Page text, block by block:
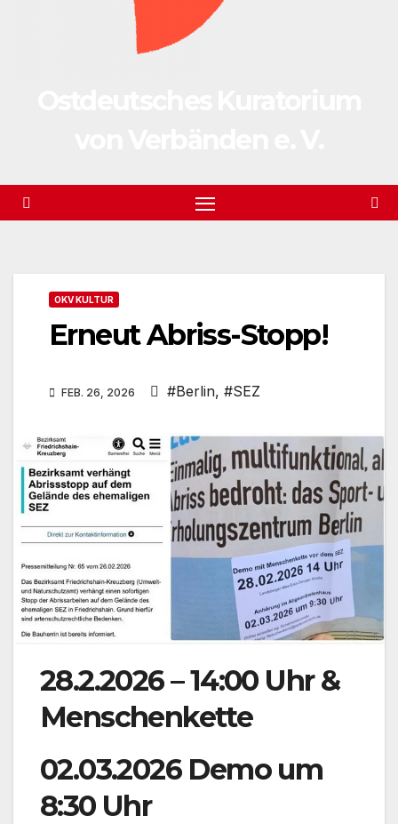
OKV KULTUR
Erneut Abriss-Stopp!
FEB. 26, 2026 #Berlin, #SEZ
28.2.2026 – 14:00 Uhr &
Menschenkette
02.03.2026 Demo um
8:30 Uhr